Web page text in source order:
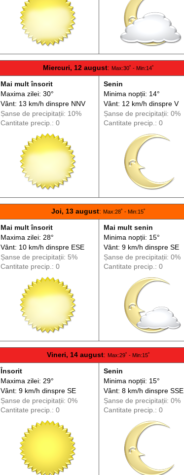
Miercuri, 12 august: Max:30˚ - Min:14˚
Mai mult însorit
Maxima zilei: 30°
Vânt: 13 km/h dinspreNNV
Șanse de precipitații: 10%
Cantitate precip.: 0
Senin
Minima nopții: 14°
Vânt: 12 km/h dinspreV
Șanse de precipitații: 0%
Cantitate precip.: 0
Joi, 13 august: Max:28˚ - Min:15˚
Mai mult însorit
Maxima zilei: 28°
Vânt: 10 km/h dinspreESE
Șanse de precipitații: 5%
Cantitate precip.: 0
Mai mult senin
Minima nopții: 15°
Vânt: 9 km/h dinspreSE
Șanse de precipitații: 0%
Cantitate precip.: 0
Vineri, 14 august: Max:29˚ - Min:15˚
Însorit
Maxima zilei: 29°
Vânt: 9 km/h dinspreSE
Șanse de precipitații: 0%
Cantitate precip.: 0
Senin
Minima nopții: 15°
Vânt: 8 km/h dinspreSSE
Șanse de precipitații: 0%
Cantitate precip.: 0